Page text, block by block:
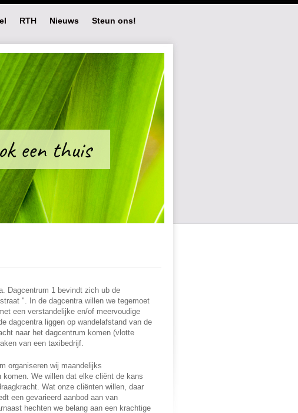
RTH Nieuws Steun ons!
Dagcentrum 1 bevindt zich ub de
". In de dagcentra willen we tegemoet
een verstandelijke en/of meervoudige
dagcentra liggen op wandelafstand van de
naar het dagcentrum komen (vlotte
van een taxibedrijf.
organiseren wij maandelijks
komen. We willen dat elke cliënt de kans
Wat onze cliënten willen, daar
een gevarieerd aanbod aan van
hechten we belang aan een krachtige